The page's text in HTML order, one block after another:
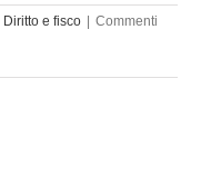
Diritto e fisco
Commenti